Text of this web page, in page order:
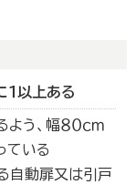
以上ある
う、幅８０ｃｍ
ている
自動扉又は引戸